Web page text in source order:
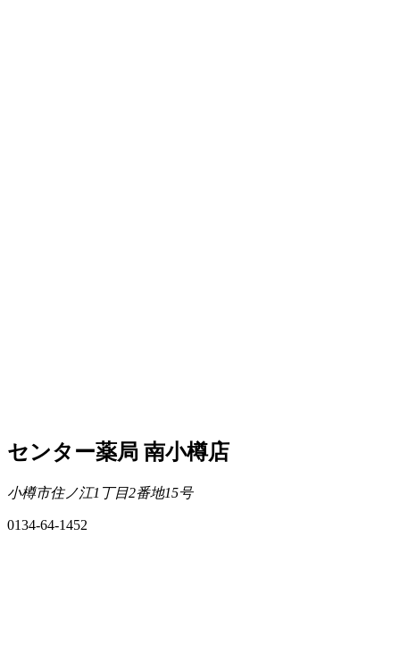
センター薬局 南小樽店
小樽市住ノ江1丁目2番地15号
0134-64-1452